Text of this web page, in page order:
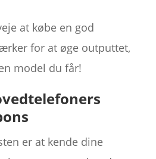
at købe en god
for at øge outputtet,
model du får!
er at kende dine